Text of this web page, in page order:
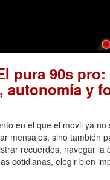
pura 90s pro:
autonomía y
en el que el móvil ya no
mensajes, sino también
recuerdos, navegar la
cotidianas, elegir bien